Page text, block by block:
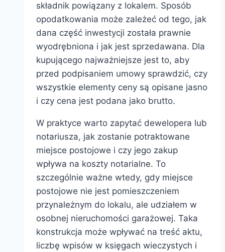
składnik powiązany z lokalem. Sposób
opodatkowania może zależeć od tego, jak
dana część inwestycji została prawnie
wyodrębniona i jak jest sprzedawana. Dla
kupującego najważniejsze jest to, aby
przed podpisaniem umowy sprawdzić, czy
wszystkie elementy ceny są opisane jasno
i czy cena jest podana jako brutto.
W praktyce warto zapytać dewelopera lub
notariusza, jak zostanie potraktowane
miejsce postojowe i czy jego zakup
wpływa na koszty notarialne. To
szczególnie ważne wtedy, gdy miejsce
postojowe nie jest pomieszczeniem
przynależnym do lokalu, ale udziałem w
osobnej nieruchomości garażowej. Taka
konstrukcja może wpływać na treść aktu,
liczbę wpisów w księgach wieczystych i